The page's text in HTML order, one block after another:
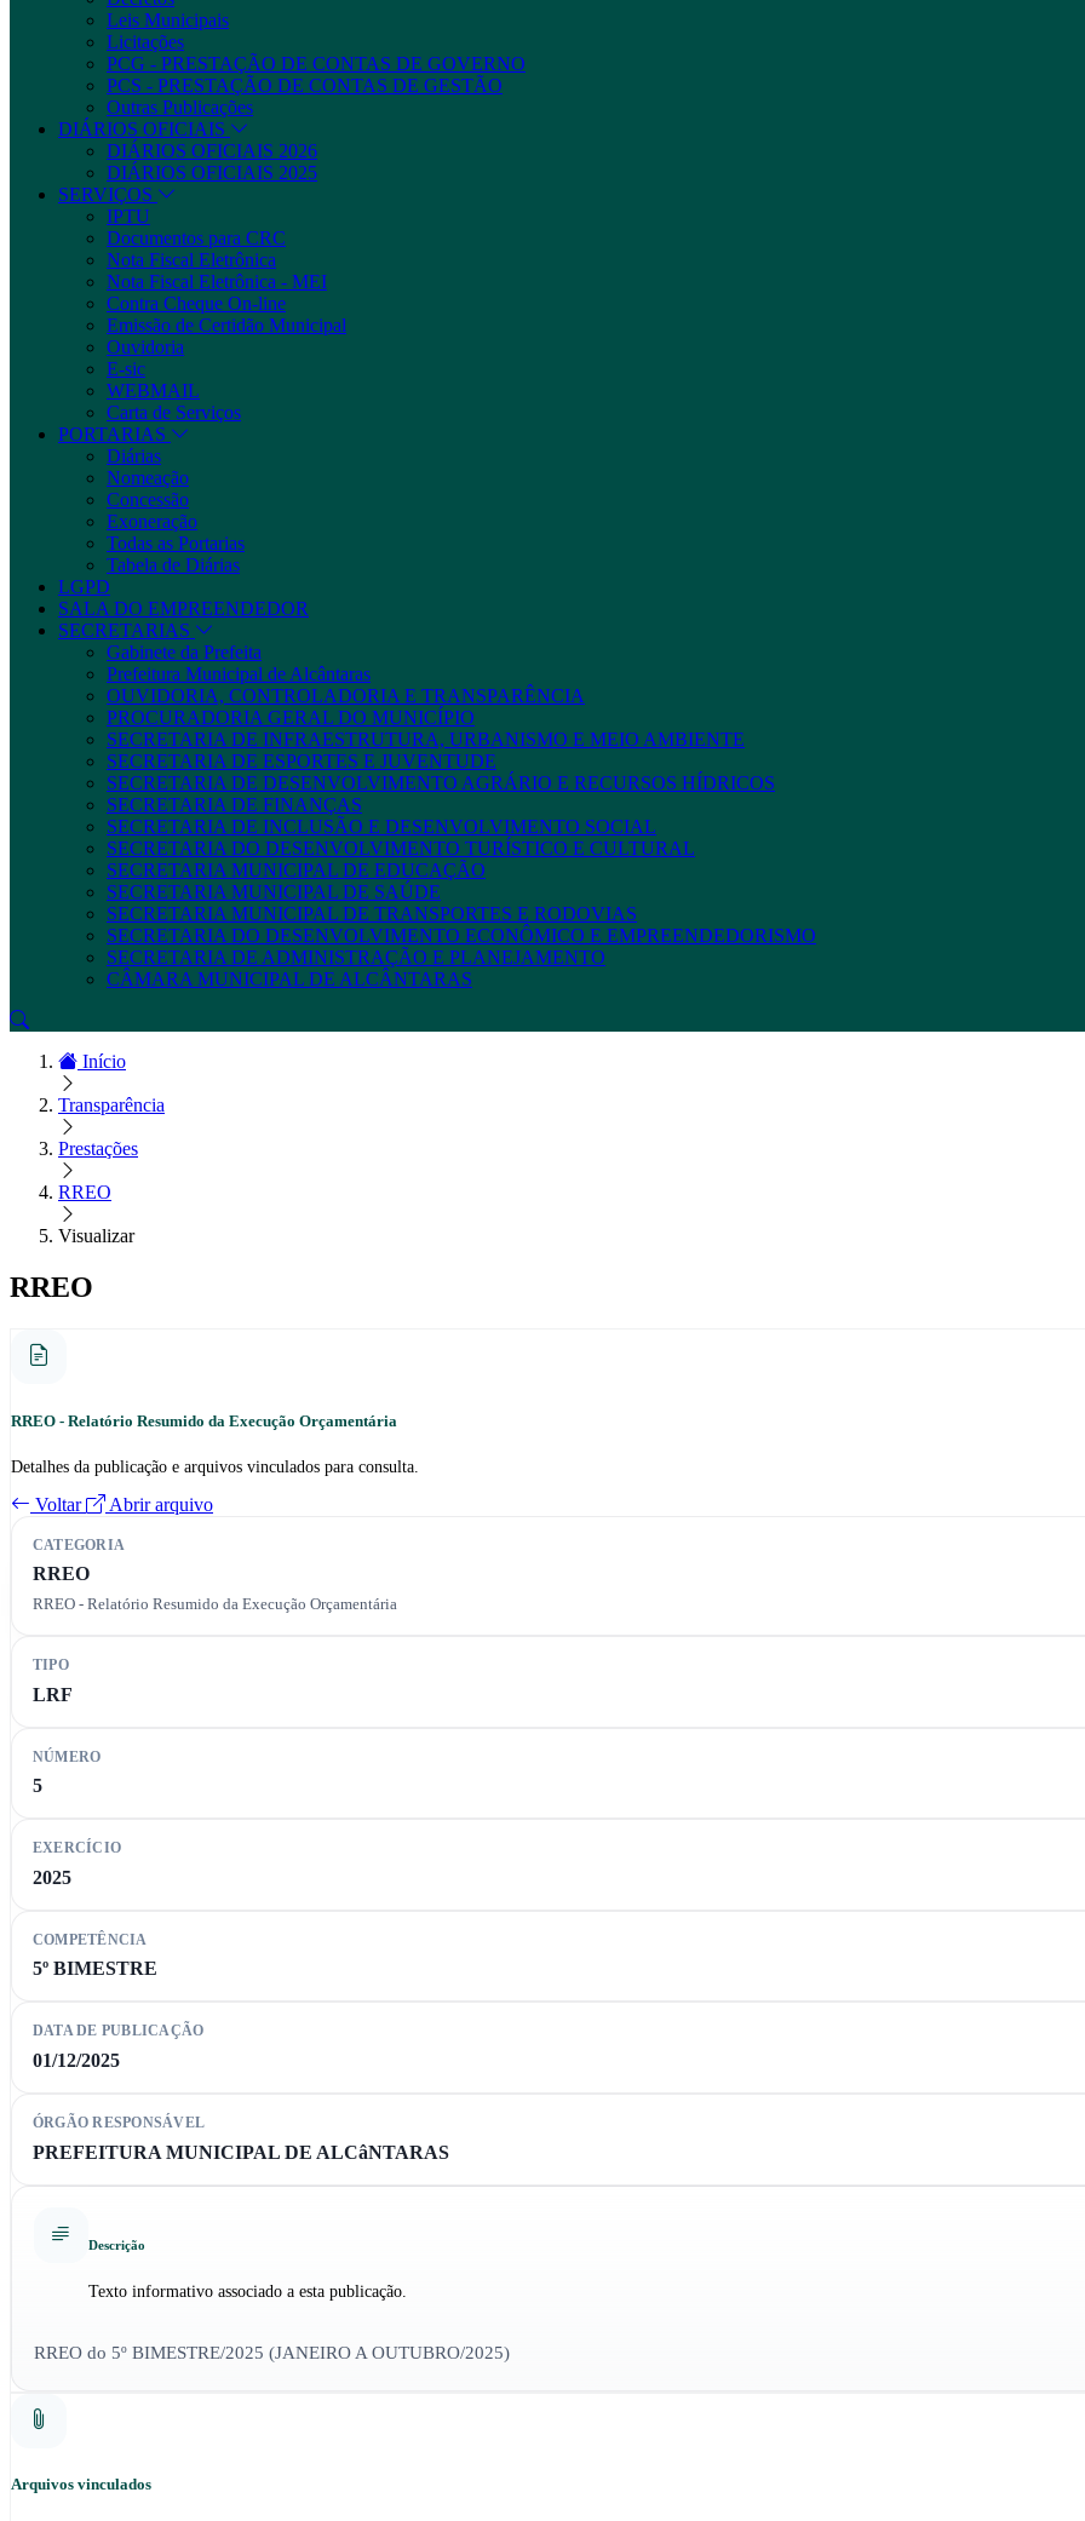
Leis Municipais
Licitações
PCG - PRESTAÇÃO DE CONTAS DE GOVERNO
PCS - PRESTAÇÃO DE CONTAS DE GESTÃO
Outras Publicações
DIÁRIOS OFICIAIS
DIÁRIOS OFICIAIS 2026
DIÁRIOS OFICIAIS 2025
SERVIÇOS
IPTU
Documentos para CRC
Nota Fiscal Eletrônica
Nota Fiscal Eletrônica - MEI
Contra Cheque On-line
Emissão de Certidão Municipal
Ouvidoria
E-sic
WEBMAIL
Carta de Serviços
PORTARIAS
Diárias
Nomeação
Concessão
Exoneração
Todas as Portarias
Tabela de Diárias
LGPD
SALA DO EMPREENDEDOR
SECRETARIAS
Gabinete da Prefeita
Prefeitura Municipal de Alcântaras
OUVIDORIA, CONTROLADORIA E TRANSPARÊNCIA
PROCURADORIA GERAL DO MUNICÍPIO
SECRETARIA DE INFRAESTRUTURA, URBANISMO E MEIO AMBIENTE
SECRETARIA DE ESPORTES E JUVENTUDE
SECRETARIA DE DESENVOLVIMENTO AGRÁRIO E RECURSOS HÍDRICOS
SECRETARIA DE FINANÇAS
SECRETARIA DE INCLUSÃO E DESENVOLVIMENTO SOCIAL
SECRETARIA DO DESENVOLVIMENTO TURÍSTICO E CULTURAL
SECRETARIA MUNICIPAL DE EDUCAÇÃO
SECRETARIA MUNICIPAL DE SAÚDE
SECRETARIA MUNICIPAL DE TRANSPORTES E RODOVIAS
SECRETARIA DO DESENVOLVIMENTO ECONÔMICO E EMPREENDEDORISMO
SECRETARIA DE ADMINISTRAÇÃO E PLANEJAMENTO
CÂMARA MUNICIPAL DE ALCÂNTARAS
Início
Transparência
Prestações
RREO
Visualizar
RREO
RREO - Relatório Resumido da Execução Orçamentária
Detalhes da publicação e arquivos vinculados para consulta.
Voltar Abrir arquivo
CATEGORIA
RREO
RREO - Relatório Resumido da Execução Orçamentária
TIPO
LRF
NÚMERO
5
EXERCÍCIO
2025
COMPETÊNCIA
5º BIMESTRE
DATA DE PUBLICAÇÃO
01/12/2025
ÓRGÃO RESPONSÁVEL
PREFEITURA MUNICIPAL DE ALCâNTARAS
Descrição
Texto informativo associado a esta publicação.
RREO do 5º BIMESTRE/2025 (JANEIRO A OUTUBRO/2025)
Arquivos vinculados